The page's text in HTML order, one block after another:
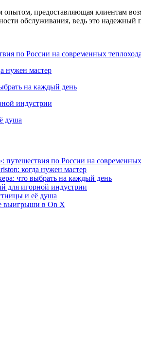
предоставляющая клиентам
обслуживания, ведь это надежный
по России на современных
нужен мастер
на каждый день
индустрии
душа
по России на
когда нужен мастер
что выбрать на каждый день
для игорной индустрии
и её душа
выигрыши в On X